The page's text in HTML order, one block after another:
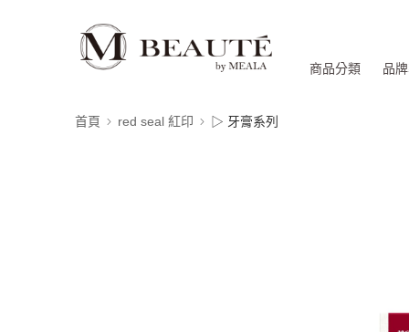
商品分類 品
首頁 red seal 紅印 ▷ 牙膏系列